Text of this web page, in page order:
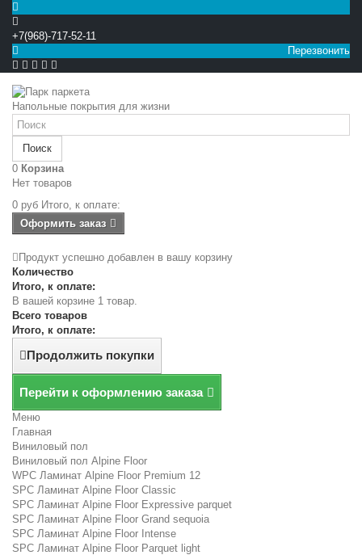
+7(968)-717-52-11
Перезвонить
 
Напольные покрытия для жизни
Поиск
0 Корзина
Нет товаров
0 руб Итого, к оплате:
Оформить заказ
Продукт успешно добавлен в вашу корзину
Количество
Итого, к оплате:
В вашей корзине 1 товар.
Всего товаров
Итого, к оплате:
Продолжить покупки
Перейти к оформлению заказа
Меню
Главная
Виниловый пол
Виниловый пол Alpine Floor
WPC Ламинат Alpine Floor Premium 12
SPC Ламинат Alpine Floor Classic
SPC Ламинат Alpine Floor Expressive parquet
SPC Ламинат Alpine Floor Grand sequoia
SPC Ламинат Alpine Floor Intense
SPC Ламинат Alpine Floor Parquet light